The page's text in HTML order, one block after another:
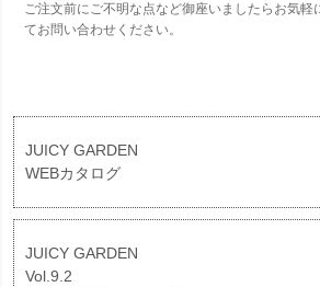
ご注文前にご不明な点など御座いましたらお気軽
てお問い合わせください。
JUICY GARDEN
WEBカタログ
JUICY GARDEN
Vol.9.2